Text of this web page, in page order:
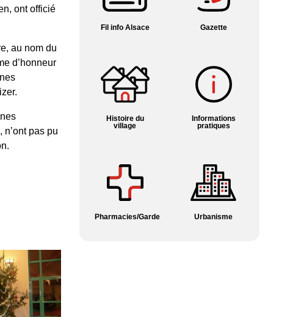
ont officié
au nom du
d’honneur
pas pu
Fil info Alsace Gazette
Histoire du
village
Informations
pratiques
Pharmacies/Garde Urbanisme